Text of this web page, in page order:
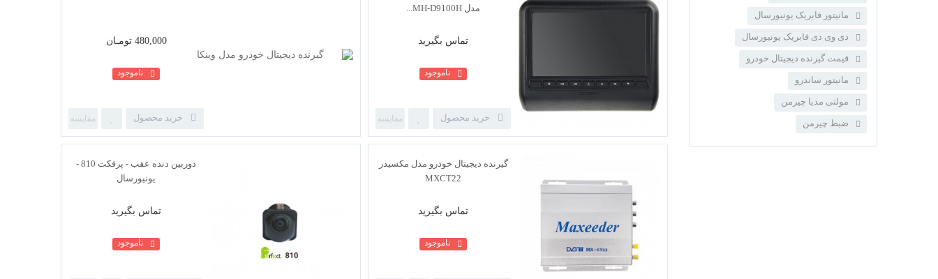
برچسب ها
مانیتور فابریک یونیورسال
دی وی دی فابریک یونیورسال
قیمت گیرنده دیجیتال خودرو
مانیتور ساندرو
مولتی مدیا چیرمن
ضبط چیرمن
مانیتور پشت سری کنکورد پلاس
تماس بگیرید
ناموجود
خرید محصول
گیرنده دیجیتال خودرو مدل وینکا
480,000 تومـان
ناموجود
خرید محصول
تماس بگیرید
ناموجود
تماس بگیرید
ناموجود